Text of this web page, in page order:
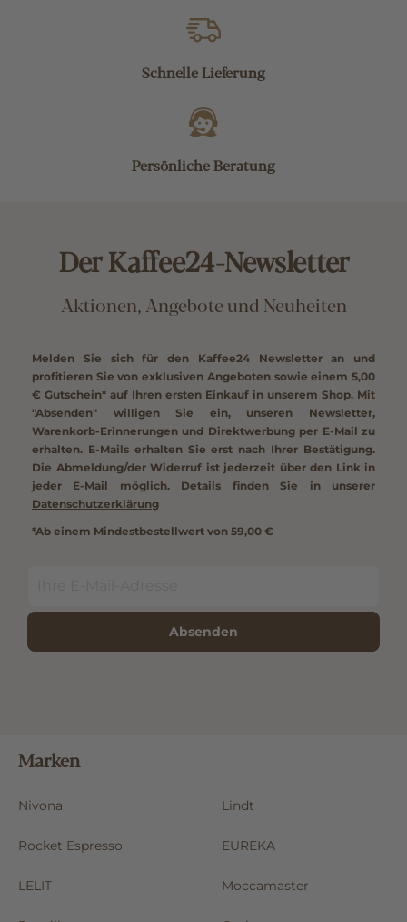
Schnelle Lieferung
Persönliche Beratung
Der Kaffee24-Newsletter
Aktionen, Angebote und Neuheiten
Melden Sie sich für den Kaffee24 Newsletter an und
profitieren Sie von exklusiven Angeboten sowie einem 5,00
€ Gutschein* auf Ihren ersten Einkauf in unserem Shop. Mit
"Absenden" willigen Sie ein, unseren Newsletter,
Warenkorb-Erinnerungen und Direktwerbung per E-Mail zu
erhalten. E-Mails erhalten Sie erst nach Ihrer Bestätigung.
Die Abmeldung/der Widerruf ist jederzeit über den Link in
jeder E-Mail möglich. Details finden Sie in unserer
Datenschutzerklärung
*Ab einem Mindestbestellwert von 59,00 €
Absenden
Marken
Nivona Lindt
Rocket Espresso EUREKA
LELIT Moccamaster